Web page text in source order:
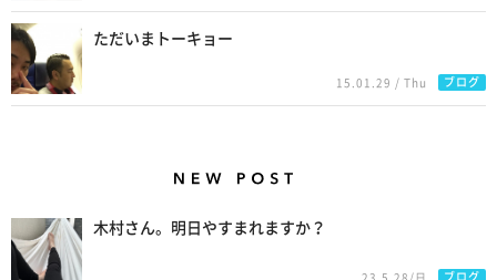
ただいまトーキョー
15.01.29 / Thu ブログ
木村さん。明日やすまれますか？
ブログ